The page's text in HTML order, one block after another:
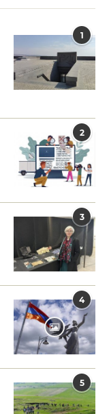
1
2
3
4
5